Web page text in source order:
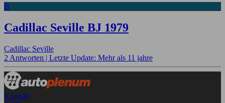
B
Cadillac Seville BJ 1979
Cadillac Seville
2 Antworten | Letzte Update: Mehr als 11 jahre
Kontakt